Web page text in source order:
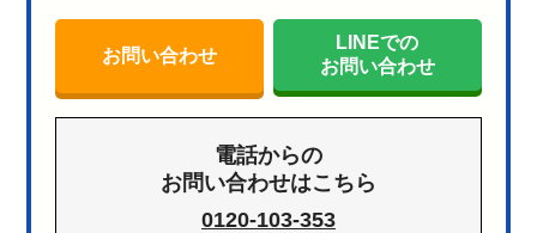
お問い合わせ
LINEでの
お問い合わせ
電話からの
お問い合わせはこちら
0120-103-353